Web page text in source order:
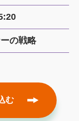
の戦略
む